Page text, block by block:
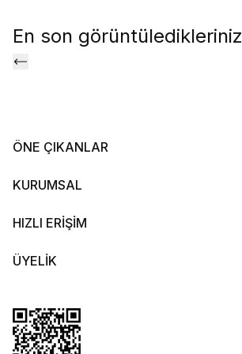
En son görüntüledikleriniz
ÖNE ÇIKANLAR
KURUMSAL
HIZLI ERİŞİM
ÜYELİK